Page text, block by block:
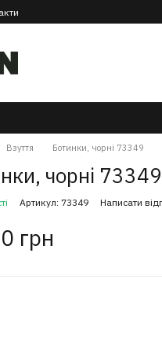
Взуття Ботинки, чорні 73349
чорні 73349
Артикул: 73349 Написати
грн